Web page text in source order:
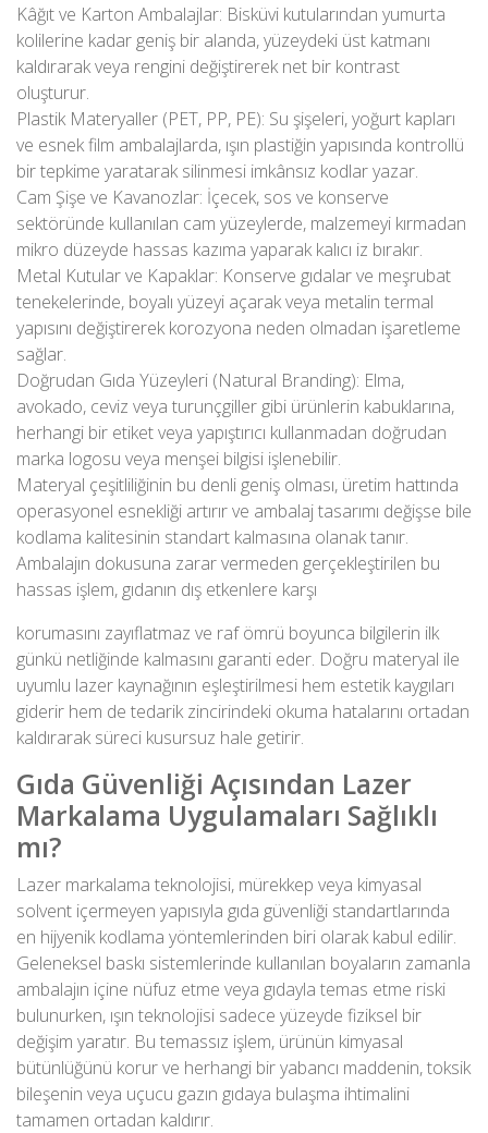
Kâğıt ve Karton Ambalajlar: Bisküvi kutularından yumurta
kolilerine kadar geniş bir alanda, yüzeydeki üst katmanı
kaldırarak veya rengini değiştirerek net bir kontrast
oluşturur.
Plastik Materyaller (PET, PP, PE): Su şişeleri, yoğurt kapları
ve esnek film ambalajlarda, ışın plastiğin yapısında kontrollü
bir tepkime yaratarak silinmesi imkânsız kodlar yazar.
Cam Şişe ve Kavanozlar: İçecek, sos ve konserve
sektöründe kullanılan cam yüzeylerde, malzemeyi kırmadan
mikro düzeyde hassas kazıma yaparak kalıcı iz bırakır.
Metal Kutular ve Kapaklar: Konserve gıdalar ve meşrubat
tenekelerinde, boyalı yüzeyi açarak veya metalin termal
yapısını değiştirerek korozyona neden olmadan işaretleme
sağlar.
Doğrudan Gıda Yüzeyleri (Natural Branding): Elma,
avokado, ceviz veya turunçgiller gibi ürünlerin kabuklarına,
herhangi bir etiket veya yapıştırıcı kullanmadan doğrudan
marka logosu veya menşei bilgisi işlenebilir.
Materyal çeşitliliğinin bu denli geniş olması, üretim hattında
operasyonel esnekliği artırır ve ambalaj tasarımı değişse bile
kodlama kalitesinin standart kalmasına olanak tanır.
Ambalajın dokusuna zarar vermeden gerçekleştirilen bu
hassas işlem, gıdanın dış etkenlere karşı
korumasını zayıflatmaz ve raf ömrü boyunca bilgilerin ilk
günkü netliğinde kalmasını garanti eder. Doğru materyal ile
uyumlu lazer kaynağının eşleştirilmesi hem estetik kaygıları
giderir hem de tedarik zincirindeki okuma hatalarını ortadan
kaldırarak süreci kusursuz hale getirir.
Gıda Güvenliği Açısından Lazer
Markalama Uygulamaları Sağlıklı
mı?
Lazer markalama teknolojisi, mürekkep veya kimyasal
solvent içermeyen yapısıyla gıda güvenliği standartlarında
en hijyenik kodlama yöntemlerinden biri olarak kabul edilir.
Geleneksel baskı sistemlerinde kullanılan boyaların zamanla
ambalajın içine nüfuz etme veya gıdayla temas etme riski
bulunurken, ışın teknolojisi sadece yüzeyde fiziksel bir
değişim yaratır. Bu temassız işlem, ürünün kimyasal
bütünlüğünü korur ve herhangi bir yabancı maddenin, toksik
bileşenin veya uçucu gazın gıdaya bulaşma ihtimalini
tamamen ortadan kaldırır.